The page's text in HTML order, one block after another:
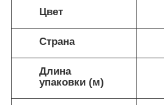
Цвет
Страна
Длина
упаковки (м)